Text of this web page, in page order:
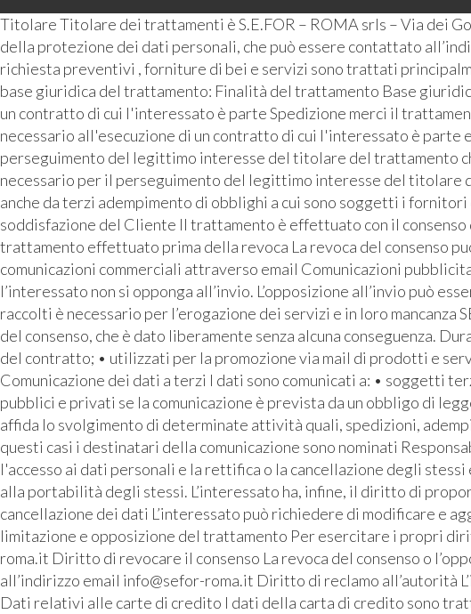
Titolare Titolare dei trattamenti è S.E.FOR – ROMA srls – Via dei
della protezione dei dati personali, che può essere contattato
richiesta preventivi , forniture di bei e servizi sono trattati
base giuridica del trattamento: Finalità del trattamento Base
un contratto di cui l'interessato è parte Spedizione merci il
necessario all'esecuzione di un contratto di cui l'interessato è
perseguimento del legittimo interesse del titolare del trattamento
necessario per il perseguimento del legittimo interesse del
anche da terzi adempimento di obblighi a cui sono soggetti i
soddisfazione del Cliente Il trattamento è effettuato con il
trattamento effettuato prima della revoca La revoca del consenso
comunicazioni commerciali attraverso email Comunicazioni
l’interessato non si opponga all’invio. L’opposizione all’invio può
raccolti è necessario per l’erogazione dei servizi e in loro
del consenso, che è dato liberamente senza alcuna conseguenza.
del contratto; • utilizzati per la promozione via mail di prodotti e
Comunicazione dei dati a terzi I dati sono comunicati a: • soggetti
pubblici e privati se la comunicazione è prevista da un obbligo di
affida lo svolgimento di determinate attività quali, spedizioni,
questi casi i destinatari della comunicazione sono nominati
l'accesso ai dati personali e la rettifica o la cancellazione degli
alla portabilità degli stessi. L’interessato ha, infine, il diritto di
cancellazione dei dati L’interessato può richiedere di modificare e
limitazione e opposizione del trattamento Per esercitare i propri
roma.it Diritto di revocare il consenso La revoca del consenso o
all’indirizzo email info@sefor-roma.it Diritto di reclamo all’autorità
Dati relativi alle carte di credito I dati della carta di credito sono